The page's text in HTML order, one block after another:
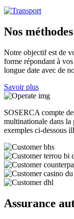
Nos
Notre objectif est de
forme répondant à
longue date avec de
Savoir plus
SOSERCA compte
multinationale dans la
exemples ci-dessous
Assurance